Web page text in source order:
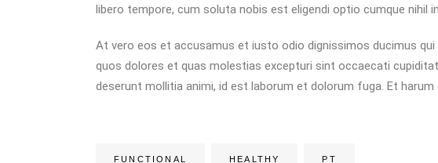
libero tempore, cum soluta nobis est eligendi optio cumque nihil
At vero eos et accusamus et iusto odio dignissimos ducimus
quos dolores et quas molestias excepturi sint occaecati
deserunt mollitia animi, id est laborum et dolorum fuga. Et harum
FUNCTIONAL HEALTHY PT